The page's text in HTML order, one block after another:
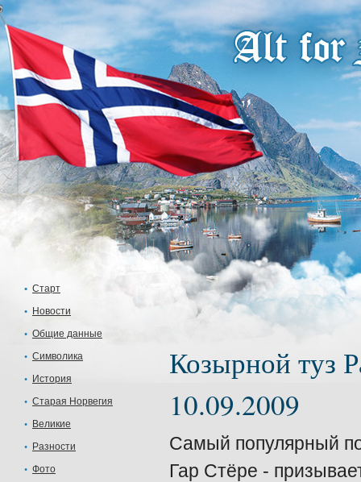
Старт
Новости
Общие данные
Символика
История
Старая Норвегия
Великие
Разности
Фото
Козырной туз
10.09.2009
Самый популярный
Гар Стёре -